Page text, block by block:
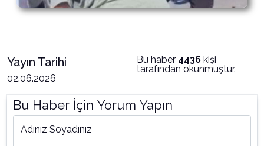
Yayın Tarihi
02.06.2026
Bu haber 4436 kişi
tarafından okunmuştur.
Bu Haber İçin Yorum Yapın
Adınız Soyadınız